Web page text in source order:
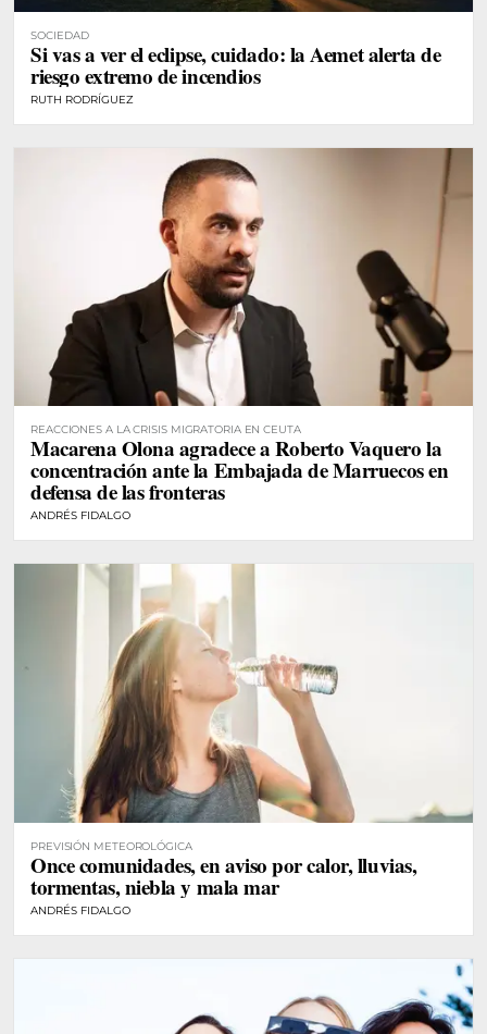
SOCIEDAD
Si vas a ver el eclipse, cuidado: la Aemet alerta de
riesgo extremo de incendios
RUTH RODRÍGUEZ
REACCIONES A LA CRISIS MIGRATORIA EN CEUTA
Macarena Olona agradece a Roberto Vaquero la
concentración ante la Embajada de Marruecos en
defensa de las fronteras
ANDRÉS FIDALGO
PREVISIÓN METEOROLÓGICA
Once comunidades, en aviso por calor, lluvias,
tormentas, niebla y mala mar
ANDRÉS FIDALGO